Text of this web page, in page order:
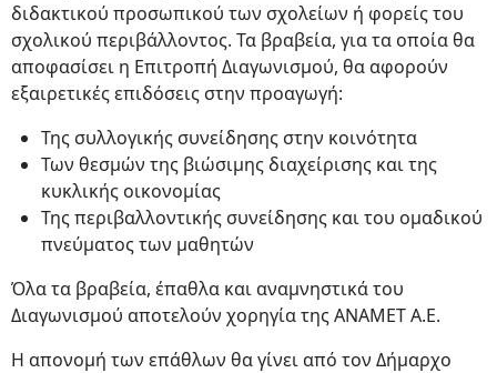
διδακτικού προσωπικού των σχολείων ή φορείς του
σχολικού περιβάλλοντος. Τα βραβεία, για τα οποία θα
αποφασίσει η Επιτροπή Διαγωνισμού, θα αφορούν
εξαιρετικές επιδόσεις στην προαγωγή:
Της συλλογικής συνείδησης στην κοινότητα
Των θεσμών της βιώσιμης διαχείρισης και της
κυκλικής οικονομίας
Της περιβαλλοντικής συνείδησης και του ομαδικού
πνεύματος των μαθητών
Όλα τα βραβεία, έπαθλα και αναμνηστικά του
Διαγωνισμού αποτελούν χορηγία της ΑΝΑΜΕΤ Α.Ε.
Η απονομή των επάθλων θα γίνει από τον Δήμαρχο